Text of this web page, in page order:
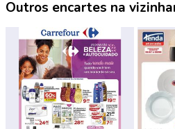
Outros encartes na